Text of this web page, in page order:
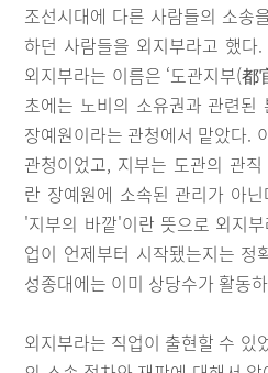
조선시대에 다른 사람들의 소송
하던 사람들을 외지부라고 했다
외지부라는 이름은 ‘도관지부(
초에는 노비의 소유권과 관련된
장예원이라는 관청에서 맡았다.
관청이었고, 지부는 도관의 관
란 장예원에 소속된 관리가 아
'지부의 바깥'이란 뜻으로 외지
업이 언제부터 시작됐는지는 정
성종대에는 이미 상당수가 활동
외지부라는 직업이 출현할 수 있